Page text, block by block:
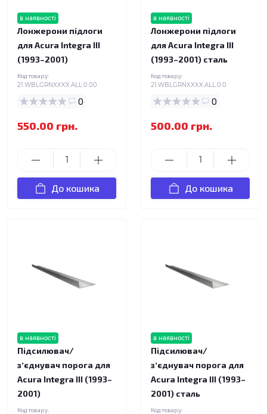
в наявності
Лонжерони підлоги
для Acura Integra III
(1993–2001)
Код товару:
21.WBLGRNXXXX.ALL.0.00
0
550.00 грн.
До кошика
в наявності
Лонжерони підлоги
для Acura Integra III
(1993–2001) сталь
Код товару:
21.WBLGRNXXXX.ALL.0.0
0
500.00 грн.
До кошика
в наявності
Підсилювач/
зʼєднувач порога для
Acura Integra III (1993–
2001)
Код товару:
в наявності
Підсилювач/
зʼєднувач порога для
Acura Integra III (1993–
2001) сталь
Код товару: